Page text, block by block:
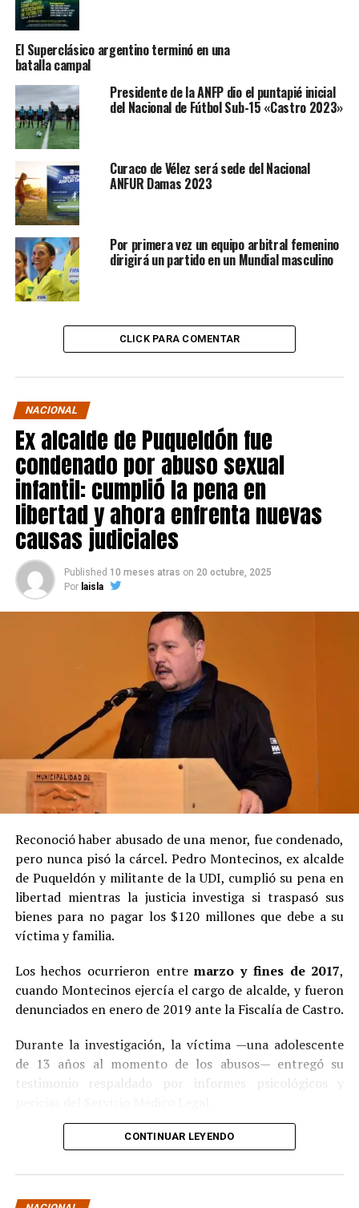
El Superclásico argentino terminó en una
batalla campal
Presidente de la ANFP dio el puntapié inicial
del Nacional de Fútbol Sub-15 «Castro 2023»
Curaco de Vélez será sede del Nacional
ANFUR Damas 2023
Por primera vez un equipo arbitral femenino
dirigirá un partido en un Mundial masculino
CLICK PARA COMENTAR
NACIONAL
Ex alcalde de Puqueldón fue
condenado por abuso sexual
infantil: cumplió la pena en
libertad y ahora enfrenta nuevas
causas judiciales
Published 10 meses atras on 20 octubre, 2025
Por laisla
Reconoció haber abusado de una menor, fue condenado,
pero nunca pisó la cárcel. Pedro Montecinos, ex alcalde
de Puqueldón y militante de la UDI, cumplió su pena en
libertad mientras la justicia investiga si traspasó sus
bienes para no pagar los $120 millones que debe a su
víctima y familia.
Los hechos ocurrieron entremarzo y fines de 2017,
cuando Montecinos ejercía el cargo de alcalde, y fueron
denunciados en enero de 2019 ante la Fiscalía de Castro.
Durante la investigación, la víctima —una adolescente
de 13 años al momento de los abusos— entregó su
testimonio respaldado por informes psicológicos y
Ante la contundencia de los antecedentes, el imputado
aceptó los cargosen un procedimiento abreviado,
La condena y el cumplimiento en libertad
CONTINUAR LEYENDO